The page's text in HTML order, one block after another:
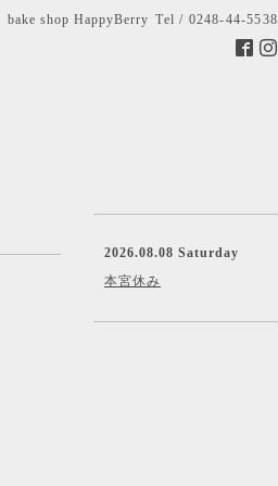
bake shop HappyBerry Tel / 0248-44-5538
2026.08.08 Saturday
本宮休み